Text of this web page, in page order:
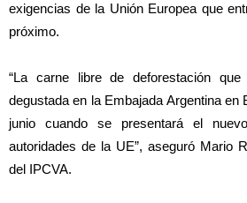
exigencias de la Unión Europea que
próximo.
“La carne libre de deforestación
degustada en la Embajada Argentina en
junio cuando se presentará el
autoridades de la UE”, aseguró Mario
del IPCVA.